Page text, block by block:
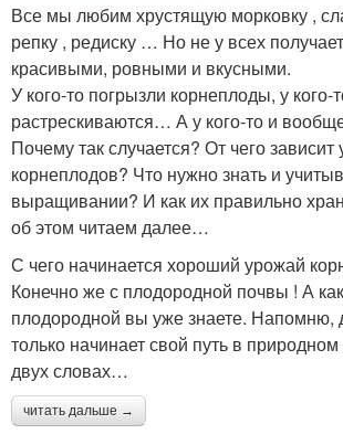
Все мы любим хрустящую морковку ,
репку , редиску … Но не у всех
красивыми, ровными и вкусными.
У кого-то погрызли корнеплоды, у кого-
растрескиваются… А у кого-то и
Почему так случается? От чего зависит
корнеплодов? Что нужно знать и
выращивании? И как их правильно
об этом читаем далее…
С чего начинается хороший урожай
Конечно же с плодородной почвы ! А
плодородной вы уже знаете. Напомню,
только начинает свой путь в
двух словах…
читать дальше →